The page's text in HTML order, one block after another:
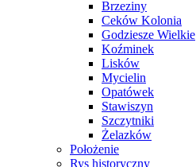
Brzeziny
Ceków Kolonia
Godziesze Wielkie
Koźminek
Lisków
Mycielin
Opatówek
Stawiszyn
Szczytniki
Żelazków
Położenie
Rys historyczny